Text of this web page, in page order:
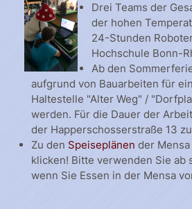
Drei Teams der
der hohen
24-Stunden
Hochschule Bonn-
Ab den
aufgrund von Bauarbeiten für
Haltestelle "Alter Weg" /
werden. Für die Dauer der
der Happerschosserstraße 13
Zu den Speiseplänen der
klicken! Bitte verwenden Sie ab
wenn Sie Essen in der Mensa